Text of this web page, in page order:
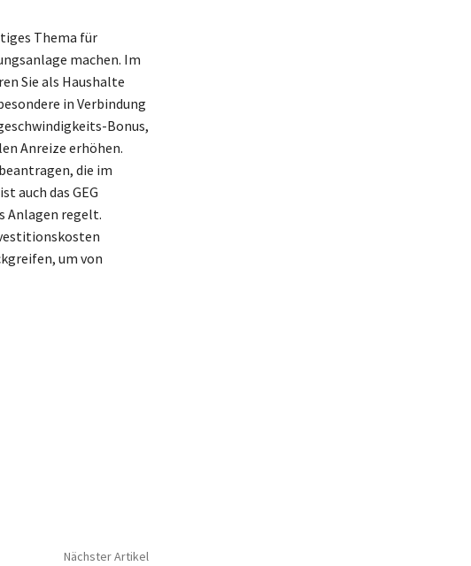
Thema für
machen. Im
Sie als Haushalte
in Verbindung
Bonus,
Anreize erhöhen.
die im
auch das GEG
Anlagen regelt.
um von
Nächster Artikel